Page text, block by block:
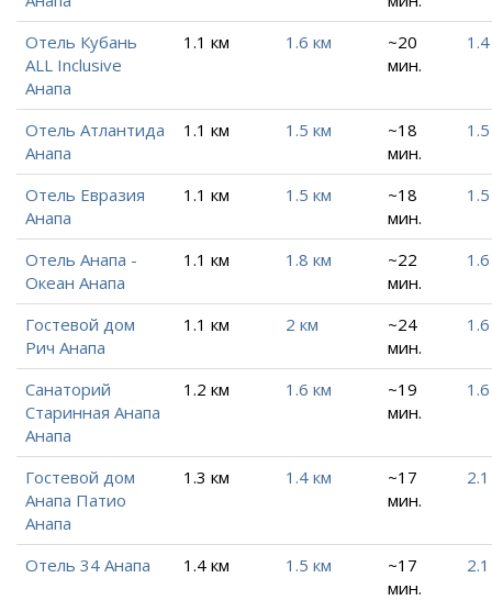
Отель Кубань
ALL Inclusive
Анапа
1.1 км 1.6 км
~20
мин.
Отель Атлантида
Анапа
1.1 км 1.5 км
~18
мин.
Отель Евразия
Анапа
1.1 км 1.5 км
~18
мин.
Отель Анапа -
Океан Анапа
1.1 км 1.8 км
~22
мин.
Гостевой дом
Рич Анапа
1.1 км 2 км
~24
мин.
Санаторий
Старинная Анапа
Анапа
1.2 км 1.6 км
~19
мин.
Гостевой дом
Анапа Патио
Анапа
1.3 км 1.4 км
~17
мин.
Отель 34 Анапа 1.4 км 1.5 км
~17
мин.